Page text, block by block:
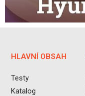
HLAVNÍ OBSAH
Testy
Katalog